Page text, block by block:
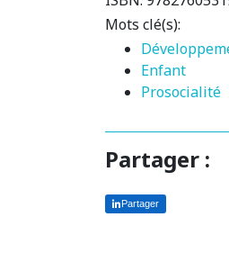
Mots clé(s):
Enfant
Prosocialité
Partager :
Partager